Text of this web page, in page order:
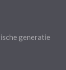
generatie